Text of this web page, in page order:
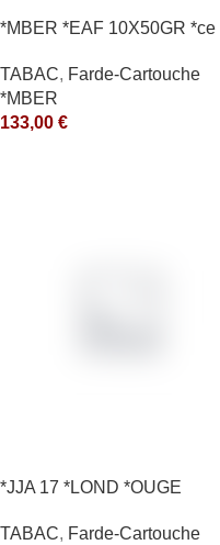
*MBER *EAF 10X50GR *ce
TABAC, Farde-Cartouche
*MBER
133,00 €
*JJA 17 *LOND *OUGE
TABAC, Farde-Cartouche